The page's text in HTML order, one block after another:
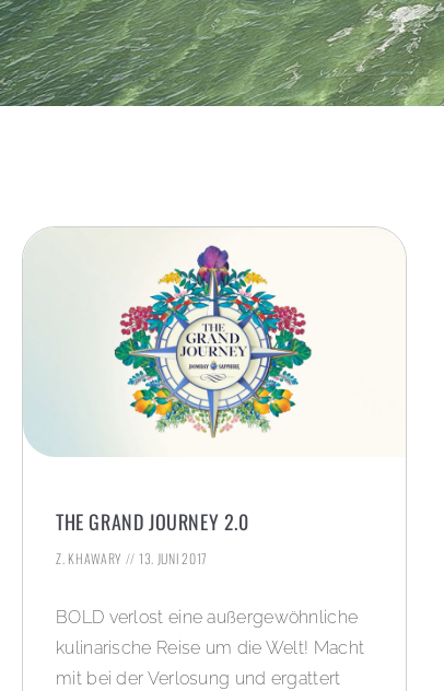
THE GRAND JOURNEY 2.0
Z. KHAWARY 13. JUNI 2017
BOLD verlost eine außergewöhnliche
kulinarische Reise um die Welt! Macht
mit bei der Verlosung und ergattert